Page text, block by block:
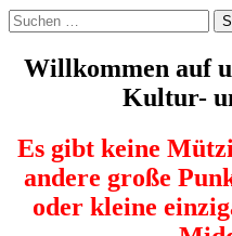
Suchen
Suchen
nach:
Willkommen auf
Kultur-
Es gibt keine
andere große
oder kleine